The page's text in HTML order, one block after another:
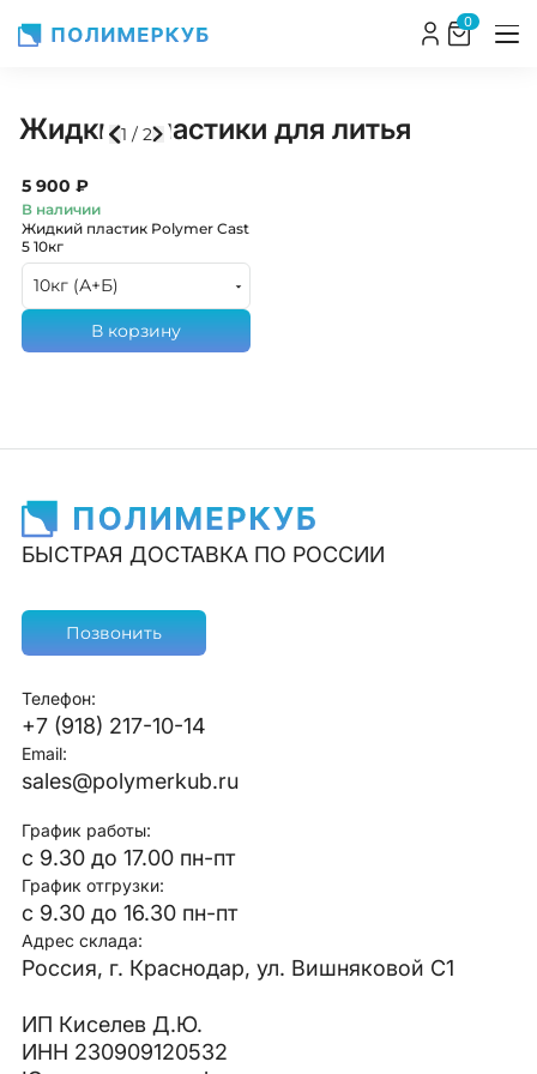
0
Жидкие пластики для литья
1 / 2
5 900 ₽
В наличии
Жидкий пластик Polymer Cast
5 10кг
В корзину
10кг (А+Б)
БЫСТРАЯ ДОСТАВКА ПО РОССИИ
Позвонить
Телефон:
+7 (918) 217-10-14
Email:
sales@polymerkub.ru
График работы:
с 9.30 до 17.00 пн-пт
График отгрузки:
с 9.30 до 16.30 пн-пт
Адрес склада:
Россия, г. Краснодар, ул. Вишняковой С1
ИП Киселев Д.Ю.
ИНН 230909120532